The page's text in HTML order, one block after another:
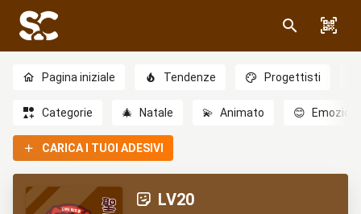
Pagina iniziale Tendenze Progettisti
Categorie 🎄 Natale 💫 Animato 😊 Emozioni
CARICA I TUOI ADESIVI
LV20